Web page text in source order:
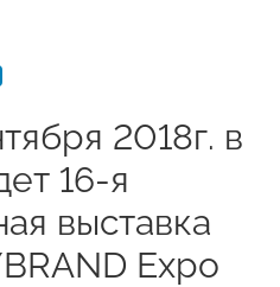
2018г. в
16-я
выставка
Expo